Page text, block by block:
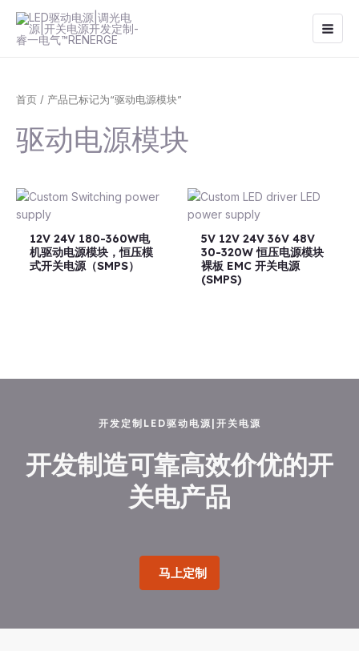
Main
首页 / 产品已标记为“驱动电源模块”
驱动电源模块
12V 24V 180-360W电
机驱动电源模块，恒压模
式开关电源（SMPS）
5V 12V 24V 36V 48V
30-320W 恒压电源模块
裸板 EMC 开关电源
(SMPS)
开发定制LED驱动电源|开关电源
开发制造可靠高效价优的开
关电产品
马上定制